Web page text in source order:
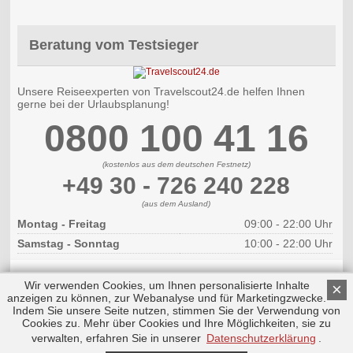
Beratung vom Testsieger
Unsere Reiseexperten von Travelscout24.de helfen Ihnen
gerne bei der Urlaubsplanung!
0800 100 41 16
(kostenlos aus dem deutschen Festnetz)
+49 30 - 726 240 228
(aus dem Ausland)
Montag - Freitag
09:00 - 22:00 Uhr
Samstag - Sonntag
10:00 - 22:00 Uhr
Copyright © 2026 by Triplemind GmbH
Impressum|Datenschutz
Nach oben
×
Wir verwenden Cookies, um Ihnen personalisierte Inhalte
anzeigen zu können, zur Webanalyse und für Marketingzwecke.
Indem Sie unsere Seite nutzen, stimmen Sie der Verwendung von
Cookies zu. Mehr über Cookies und Ihre Möglichkeiten, sie zu
verwalten, erfahren Sie in unserer Datenschutzerklärung